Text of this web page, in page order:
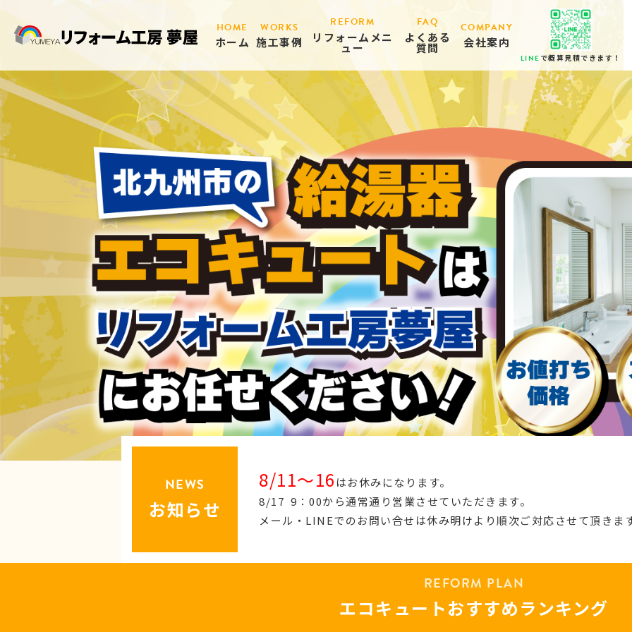
HOME
ホーム
WORKS
施工事例
REFORM
リフォームメニ
ュー
FAQ
よくある
質問
COMPANY
会社案内
LINE で概算見積できます！
NEWS
お知らせ
8/11〜16 はお休みになります。
8/17 9：00から通常通り営業させていただきます。
メール・LINEでのお問い合せは休み明けより順次ご対応させて頂きま
REFORM PLAN
エコキュートおすすめランキング